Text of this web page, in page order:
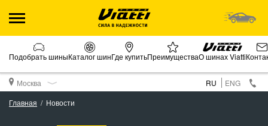
Подобрать шиныКаталог шинГде купитьПреимуществаО шинах Viatti
Москва RU
ENG
Главная
Новости